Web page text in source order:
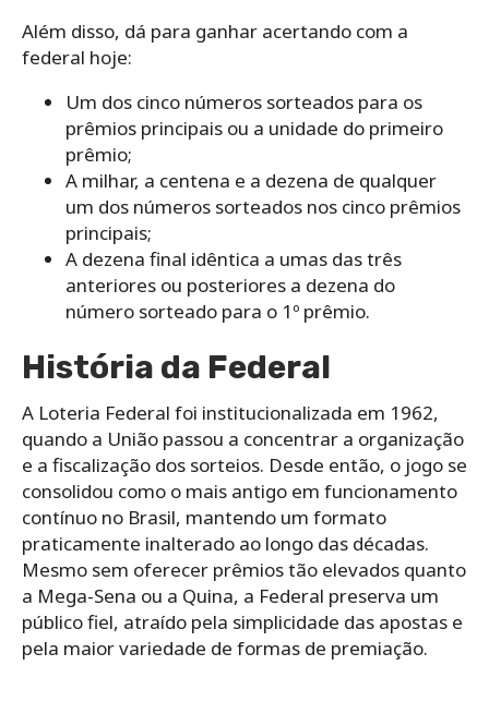
Além disso, dá para ganhar acertando com a
federal hoje:
Um dos cinco números sorteados para os
prêmios principais ou a unidade do primeiro
prêmio;
A milhar, a centena e a dezena de qualquer
um dos números sorteados nos cinco prêmios
principais;
A dezena final idêntica a umas das três
anteriores ou posteriores a dezena do
número sorteado para o 1º prêmio.
História da Federal
A Loteria Federal foi institucionalizada em 1962,
quando a União passou a concentrar a organização
e a fiscalização dos sorteios. Desde então, o jogo se
consolidou como o mais antigo em funcionamento
contínuo no Brasil, mantendo um formato
praticamente inalterado ao longo das décadas.
Mesmo sem oferecer prêmios tão elevados quanto
a Mega-Sena ou a Quina, a Federal preserva um
público fiel, atraído pela simplicidade das apostas e
pela maior variedade de formas de premiação.